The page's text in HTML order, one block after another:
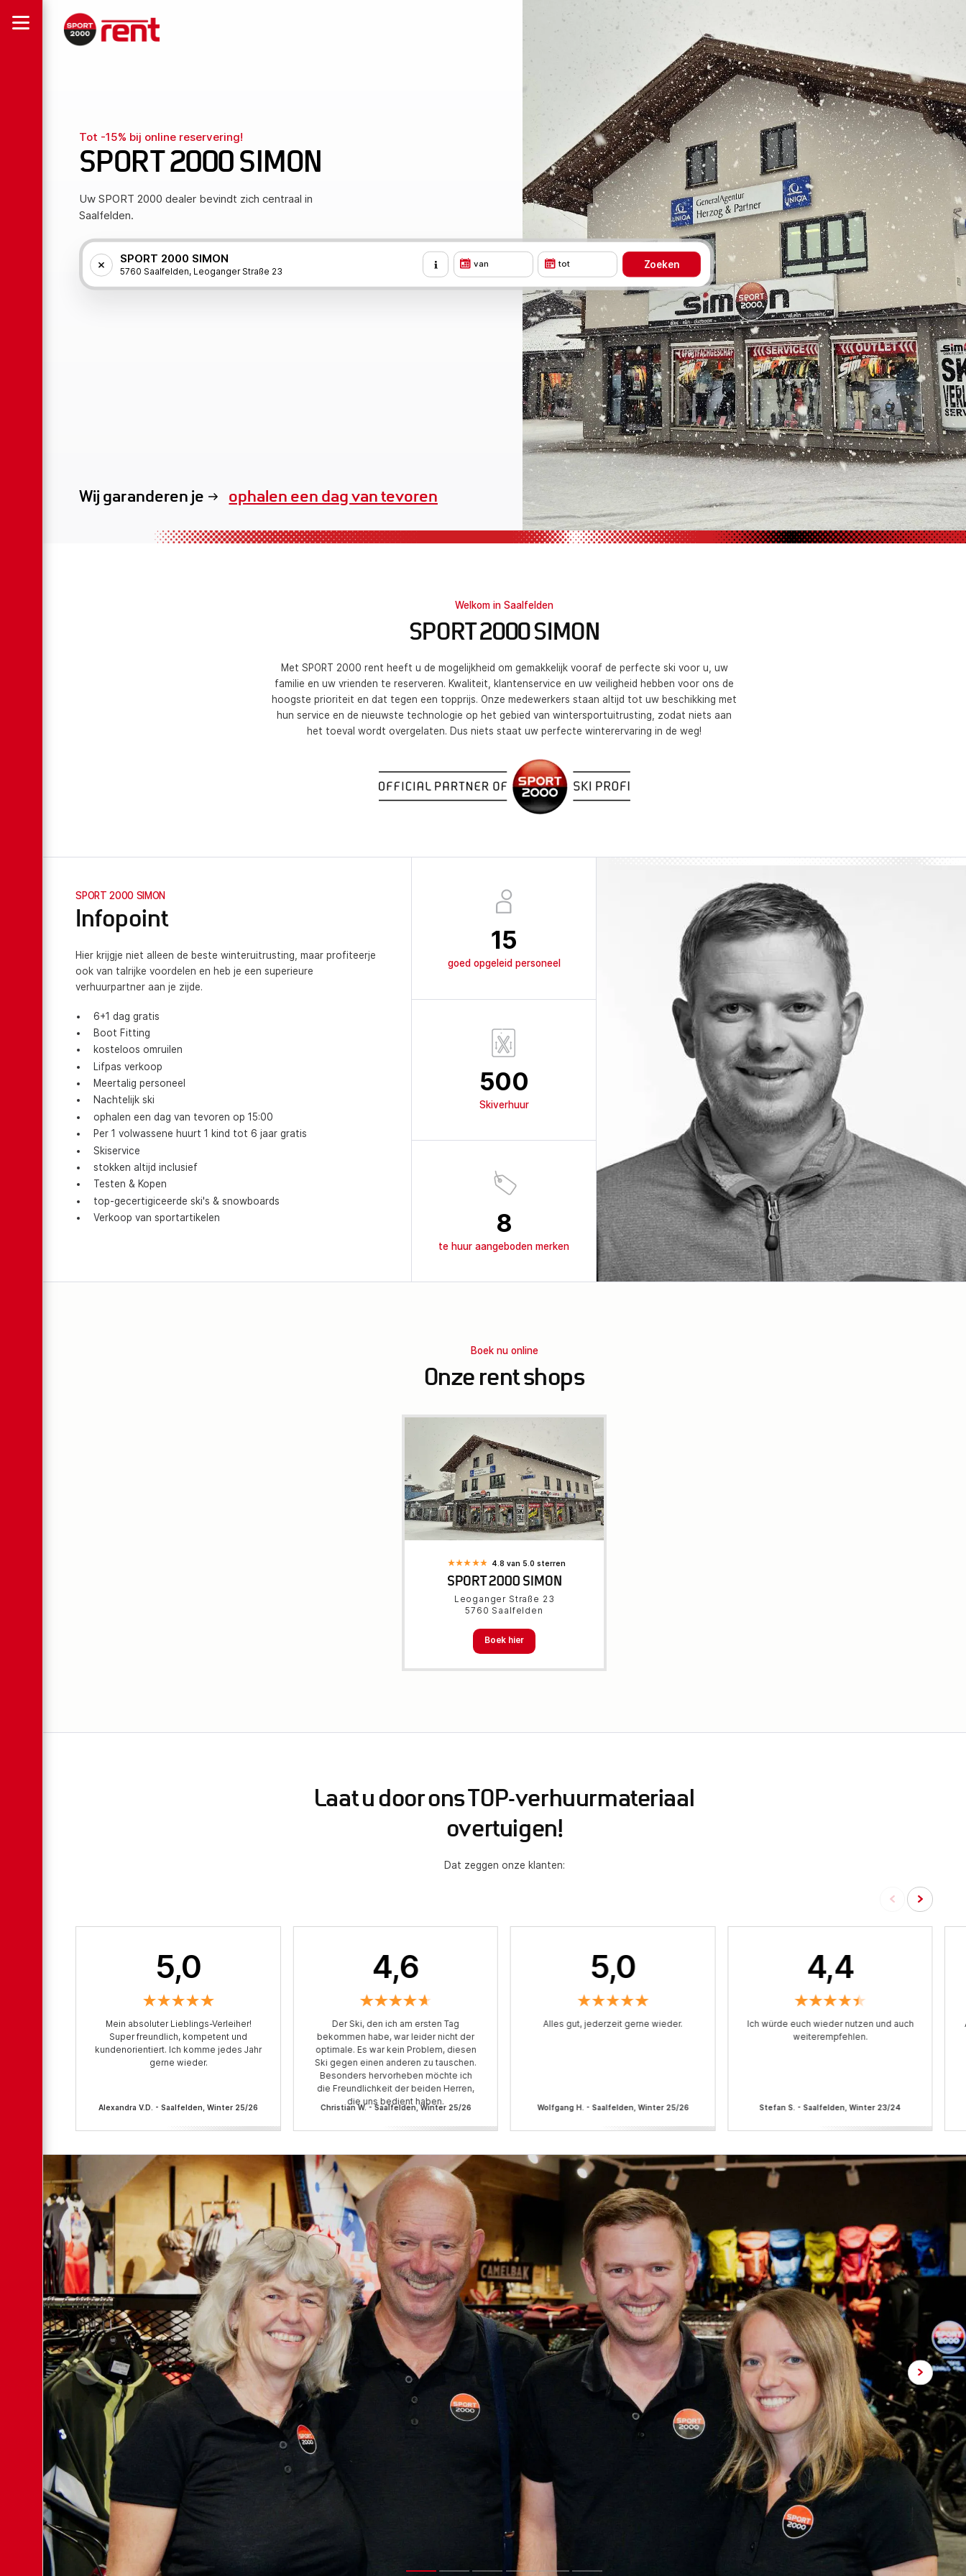
Tot -15% bij online reservering!
SPORT 2000 SIMON
Uw SPORT 2000 dealer bevindt zich centraal in
Saalfelden.
SPORT 2000 SIMON
5760 Saalfelden, Leoganger Straße 23
van tot
Wij garanderen je exclusieve verhuuruitrusting
Welkom in Saalfelden
SPORT 2000 SIMON
Met SPORT 2000 rent heeft u de mogelijkheid om gemakkelijk vooraf de perfecte ski voor u, uw
familie en uw vrienden te reserveren. Kwaliteit, klantenservice en uw veiligheid hebben voor ons de
hoogste prioriteit en dat tegen een topprijs. Onze medewerkers staan altijd tot uw beschikking met
hun service en de nieuwste technologie op het gebied van wintersportuitrusting, zodat niets aan
het toeval wordt overgelaten. Dus niets staat uw perfecte winterervaring in de weg!
SPORT 2000 SIMON
Infopoint
Hier krijgje niet alleen de beste winteruitrusting, maar profiteerje
ook van talrijke voordelen en heb je een superieure
verhuurpartner aan je zijde.
6+1 dag gratis
Boot Fitting
kosteloos omruilen
Lifpas verkoop
Meertalig personeel
Nachtelijk ski
ophalen een dag van tevoren op 15:00
Per 1 volwassene huurt 1 kind tot 6 jaar gratis
Skiservice
stokken altijd inclusief
Testen & Kopen
top-gecertigiceerde ski's & snowboards
Verkoop van sportartikelen
15
goed opgeleid personeel
500
Skiverhuur
8
te huur aangeboden merken
Boek nu online
Onze rent shops
4.8 van 5.0 sterren
SPORT 2000 SIMON
Leoganger Straße 23
5760 Saalfelden
Boek hier
Laat u door ons TOP-verhuurmateriaal
overtuigen!
Dat zeggen onze klanten:
5,0
Mein absoluter Lieblings-Verleiher!
Super freundlich, kompetent und
kundenorientiert. Ich komme jedes Jahr
gerne wieder.
Alexandra V.D. - Saalfelden, Winter 25/26
4,6
Der Ski, den ich am ersten Tag
bekommen habe, war leider nicht der
optimale. Es war kein Problem, diesen
Ski gegen einen anderen zu tauschen.
Besonders hervorheben möchte ich
die Freundlichkeit der beiden Herren,
die uns bedient haben.
Christian W. - Saalfelden, Winter 25/26
5,0
Alles gut, jederzeit gerne wieder.
Wolfgang H. - Saalfelden, Winter 25/26
4,4
Ich würde euch wieder nutzen und auch
weiterempfehlen.
Stefan S. - Saalfelden, Winter 23/24